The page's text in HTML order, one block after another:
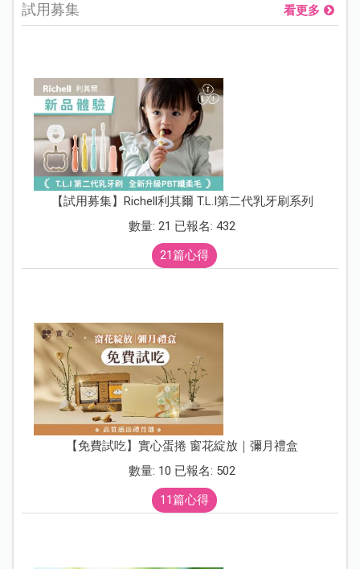
試用募集 看更多
【試用募集】Richell利其爾 T.L.I第二代乳牙刷系列
數量: 21 已報名: 432
21篇心得
【免費試吃】實心蛋捲 窗花綻放｜彌月禮盒
數量: 10 已報名: 502
11篇心得